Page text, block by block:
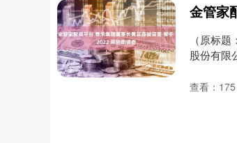
（原标
股份有限
查看： 175